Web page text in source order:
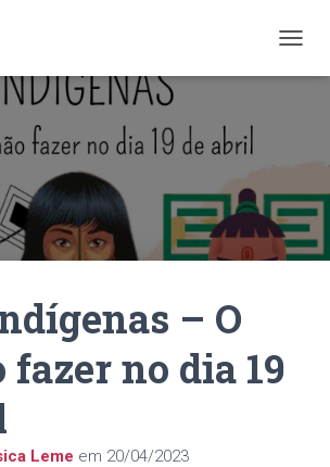
L
R
N
A
V
– O
fazer no dia 19
Leme em 20/04/2023